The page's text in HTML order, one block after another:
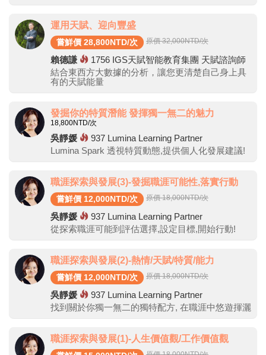
運用天賦、迎向豐盛
嘗鮮價 28,800NTD/次 原價 32,000NTD/次
賴德謙 1756 IGS天賦智能教育集團 天賦諮詢師
結合東西方大數據的分析，讓您更清楚自己身上具
有的天賦能量
發掘你的特質潛能 發揮獨一無二的魅力
18,800NTD/次
吳靜媛 937 Lumina Learning Partner
Lumina Spark 透視特質動態,提供個人化發展建議!
職涯探索與發展(3)-發掘職涯可能性,落實行動
嘗鮮價 12,000NTD/次 原價 18,000NTD/次
吳靜媛 937 Lumina Learning Partner
從探索職涯可能到評估選擇,設定目標,開始行動!
職涯探索與發展(2)-熱情/天賦/特質/能力
嘗鮮價 12,000NTD/次 原價 18,000NTD/次
吳靜媛 937 Lumina Learning Partner
找到關於你獨一無二的獨特配方, 在職涯中悠遊揮灑
職涯探索與發展(1)-人生價值觀/工作價值觀